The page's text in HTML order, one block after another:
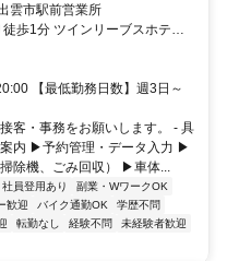
雲市駅前営業所
歩1分 ツインリーブスホテル
【最低勤務日数】週3日～
客・事務をお願いします。 - 具
内 ▶予約管理・データ入力 ▶
除機、ごみ回収） ▶車体...
社員登用あり
副業・WワークOK
歓迎 バイク通勤OK
学歴不問
転勤なし 経験不問
未経験者歓迎